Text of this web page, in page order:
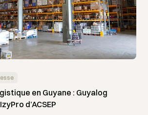
en Guyane : Guyalog
d’ACSEP